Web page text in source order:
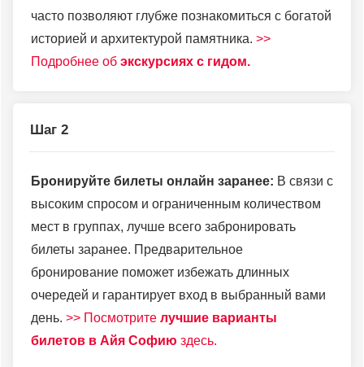
часто позволяют глубже познакомиться с богатой
историей и архитектурой памятника. >>
Подробнее об экскурсиях с гидом.
Шаг 2
Бронируйте билеты онлайн заранее: В связи с
высоким спросом и ограниченным количеством
мест в группах, лучше всего забронировать
билеты заранее. Предварительное
бронирование поможет избежать длинных
очередей и гарантирует вход в выбранный вами
день. >> Посмотрите лучшие варианты
билетов в Айя Софию здесь.